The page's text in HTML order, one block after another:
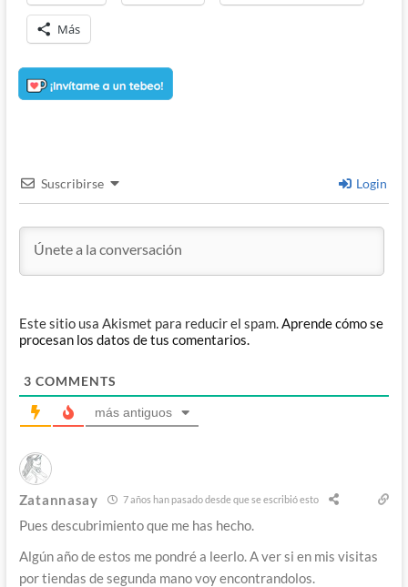
Más
Suscribirse Login
Este sitio usa Akismet para reducir el spam.Aprende cómo se
procesan los datos de tus comentarios.
3 COMMENTS
más antiguos
Zatannasay 7 años han pasado desde que se escribió esto
Pues descubrimiento que me has hecho.
Algún año de estos me pondré a leerlo. A ver si en mis visitas
por tiendas de segunda mano voy encontrandolos.